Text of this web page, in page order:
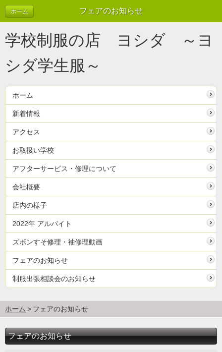
フェアのお知らせ
ホーム
学校制服の店 ヨシダ ～ヨ
シダ学生服～
ホーム
新着情報
アクセス
お取扱い学校
アフターサービス・修理について
会社概要
店内の様子
2022年 アルバイト
ズボンすそ修理・袖修理動画
フェアのお知らせ
制服出張相談会のお知らせ
ホーム フェアのお知らせ
フェアのお知らせ